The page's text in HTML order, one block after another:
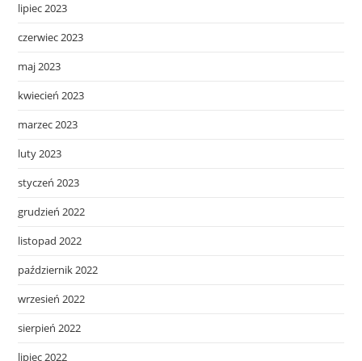
lipiec 2023
czerwiec 2023
maj 2023
kwiecień 2023
marzec 2023
luty 2023
styczeń 2023
grudzień 2022
listopad 2022
październik 2022
wrzesień 2022
sierpień 2022
lipiec 2022